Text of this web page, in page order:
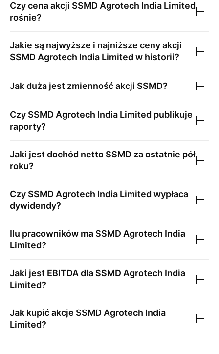
Czy cena akcji SSMD Agrotech India Limited
rośnie?
Jakie są najwyższe i najniższe ceny akcji
SSMD Agrotech India Limited w historii?
Jak duża jest zmienność akcji SSMD?
Czy SSMD Agrotech India Limited publikuje
raporty?
Jaki jest dochód netto SSMD za ostatnie pół
roku?
Czy SSMD Agrotech India Limited wypłaca
dywidendy?
Ilu pracowników ma SSMD Agrotech India
Limited?
Jaki jest EBITDA dla SSMD Agrotech India
Limited?
Jak kupić akcje SSMD Agrotech India
Limited?